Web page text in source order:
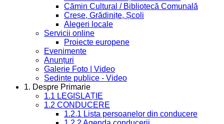
Cămin Cultural / Bibliotecă Comunală
Creșe, Grădinițe, Școli
Alegeri locale
Servicii online
Proiecte europene
Evenimente
Anunțuri
Galerie Foto | Video
Sedinte publice - Video
1. Despre Primarie
1.1 LEGISLAȚIE
1.2 CONDUCERE
1.2.1 Lista persoanelor din conducere